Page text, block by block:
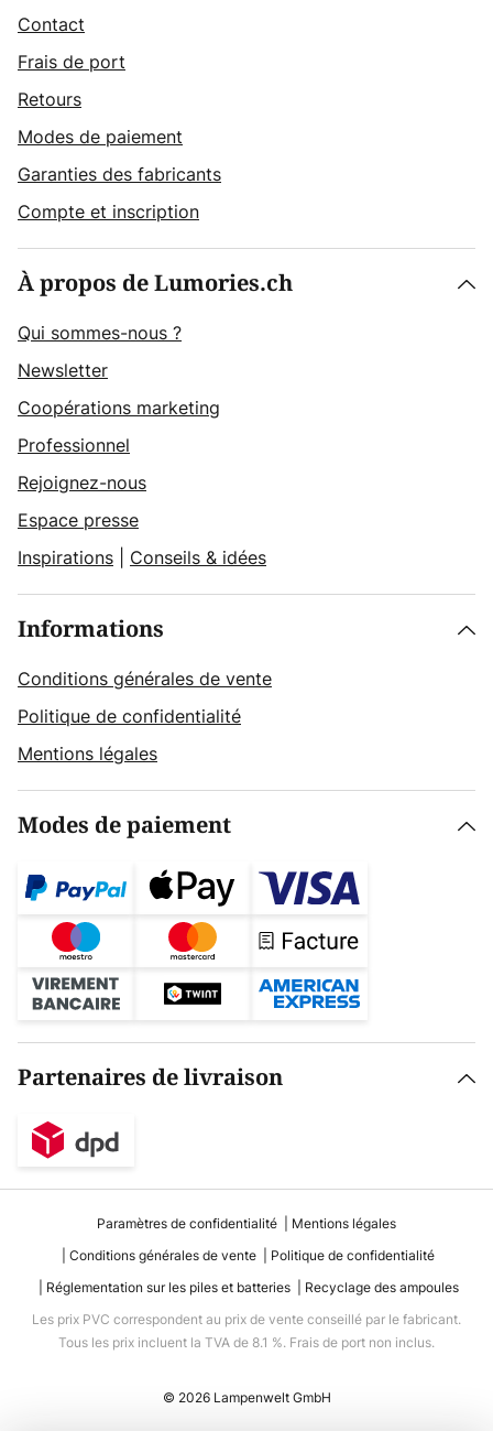
Contact
Frais de port
Retours
Modes de paiement
Garanties des fabricants
Compte et inscription
À propos de Lumories.ch
Qui sommes-nous ?
Newsletter
Coopérations marketing
Professionnel
Rejoignez-nous
Espace presse
Inspirations
Conseils & idées
Informations
Conditions générales de vente
Politique de confidentialité
Mentions légales
Modes de paiement
Partenaires de livraison
Paramètres de confidentialité
Mentions légales
Conditions générales de vente
Politique de confidentialité
Réglementation sur les piles et batteries
Recyclage des ampoules
Les prix PVC correspondent au prix de vente conseillé par le fabricant.
Tous les prix incluent la TVA de 8.1 %. Frais de port non inclus.
© 2026 Lampenwelt GmbH